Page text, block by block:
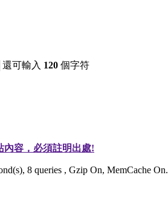
還可輸入 120 個字符
內容，必須註明出處!
8 queries , Gzip On, MemCache On.